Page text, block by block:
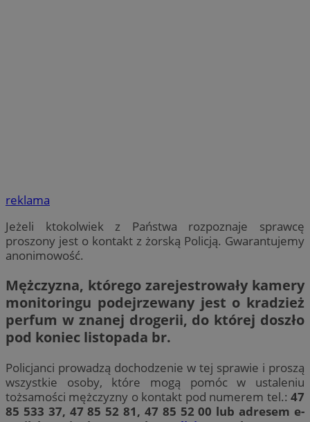
reklama
Jeżeli ktokolwiek z Państwa rozpoznaje sprawcę
proszony jest o kontakt z żorską Policją. Gwarantujemy
anonimowość.
Mężczyzna, którego zarejestrowały kamery
monitoringu podejrzewany jest o kradzież
perfum w znanej drogerii, do której doszło
pod koniec listopada br.
Policjanci prowadzą dochodzenie w tej sprawie i proszą
wszystkie osoby, które mogą pomóc w ustaleniu
tożsamości mężczyzny o kontakt pod numerem tel.: 47
85 533 37, 47 85 52 81, 47 85 52 00 lub adresem e-